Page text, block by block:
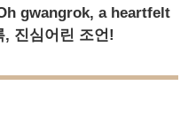
gwangrok, a heartfelt
진심어린 조언!